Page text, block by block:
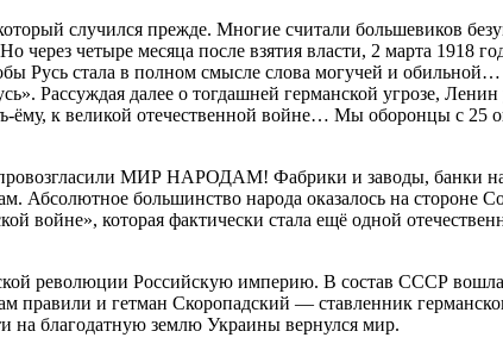
случился прежде. Многие считали большевиков
через четыре месяца после взятия власти, 2 марта 1918
Русь стала в полном смысле слова могучей и
Рассуждая далее о тогдашней германской угрозе,
ёму, к великой отечественной войне… Мы оборонцы с 25
МИР НАРОДАМ! Фабрики и заводы, банки
Абсолютное большинство народа оказалось на стороне
войне», которая фактически стала ещё одной
революции Российскую империю. В состав СССР
правили и гетман Скоропадский — ставленник
на благодатную землю Украины вернулся мир.